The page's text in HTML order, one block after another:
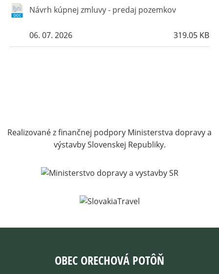
Návrh kúpnej zmluvy - predaj pozemkov
319.05 KB
06. 07. 2026
Realizované z finančnej podpory Ministerstva dopravy a
výstavby Slovenskej Republiky.
OBEC ORECHOVÁ POTÔŇ